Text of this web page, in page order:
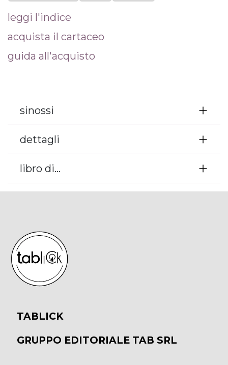
leggi l'indice
acquista il cartaceo
guida all'acquisto
sinossi
dettagli
libro di...
TABLICK
GRUPPO EDITORIALE TAB SRL